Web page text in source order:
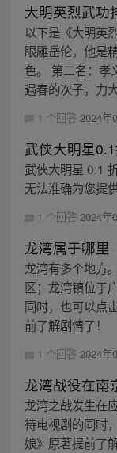
大明英烈武功
以下是《大明英
眼雕岳伦，他是
色。 第二名：孝
遇春的次子，力
1 个回答 2024年
武侠大明星
武侠大明星 0.1
无法准确为您提
1 个回答 2024年
龙湾属于哪里
龙湾有多个地方
区；龙湾镇位于
同时，也可以点
前了解剧情了！
1 个回答 2024年
龙湾战役在南
龙湾之战发生在
待电视剧的同时
娘》原著提前了